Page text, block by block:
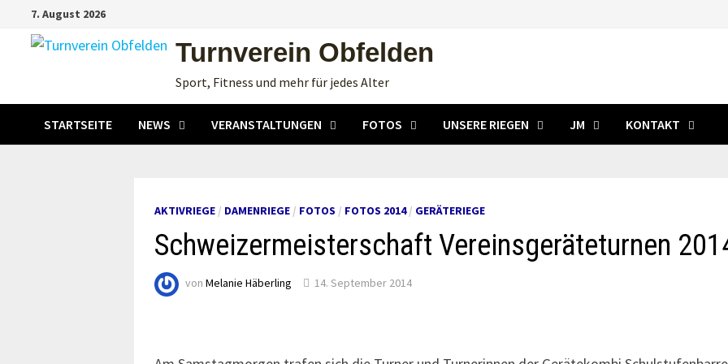
Inhalt
springen
7. August 2026
Turnverein Obfelden
Sport, Fitness und mehr für jedes Alter
STARTSEITE NEWS VERANSTALTUNGEN FOTOS UNSERE RIEGEN JM KONTAKT
AKTIVRIEGE / DAMENRIEGE / FOTOS / FOTOS 2014/ GERÄTERIEGE
Schweizermeisterschaft Vereinsgeräteturnen
vonMelanie Häberling 14. September 2014